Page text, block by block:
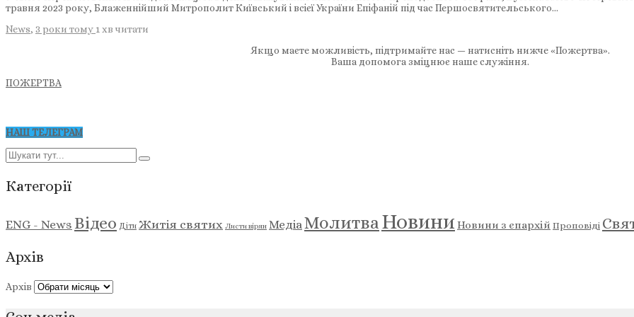
травня 2023 року, Блаженнійший Митрополит Київський і всієї України Епіфаній під час Першосвятительського…
News, 3 роки тому 1 хв читати
Якщо маєте можливість, підтримайте нас — натисніть нижче «Пожертва».
Ваша допомога зміцнює наше служіння.
ПОЖЕРТВА
НАШ ТЕЛЕГРАМ
Категорії
ENG - News Відео Діти Житія святих Листи вірян МедіаМолитваНовини Новини з єпархій Проповіді
Архів
Архів